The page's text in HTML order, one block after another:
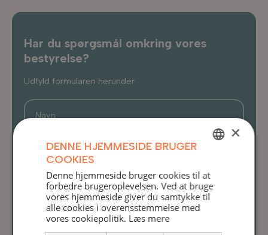
Har du spørgsmål omkring vores
bestyrelse?
Udfyld formularen herunder
ENGLISH
×
DENNE HJEMMESIDE BRUGER
COOKIES
Denne hjemmeside bruger cookies til at
forbedre brugeroplevelsen. Ved at bruge
vores hjemmeside giver du samtykke til
alle cookies i overensstemmelse med
vores cookiepolitik. Læs mere